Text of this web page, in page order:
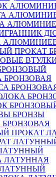
БРОНЗОВАЯ
БРОНЗЫ
БРОНЗОВАЯ
ЛАТУННАЯ